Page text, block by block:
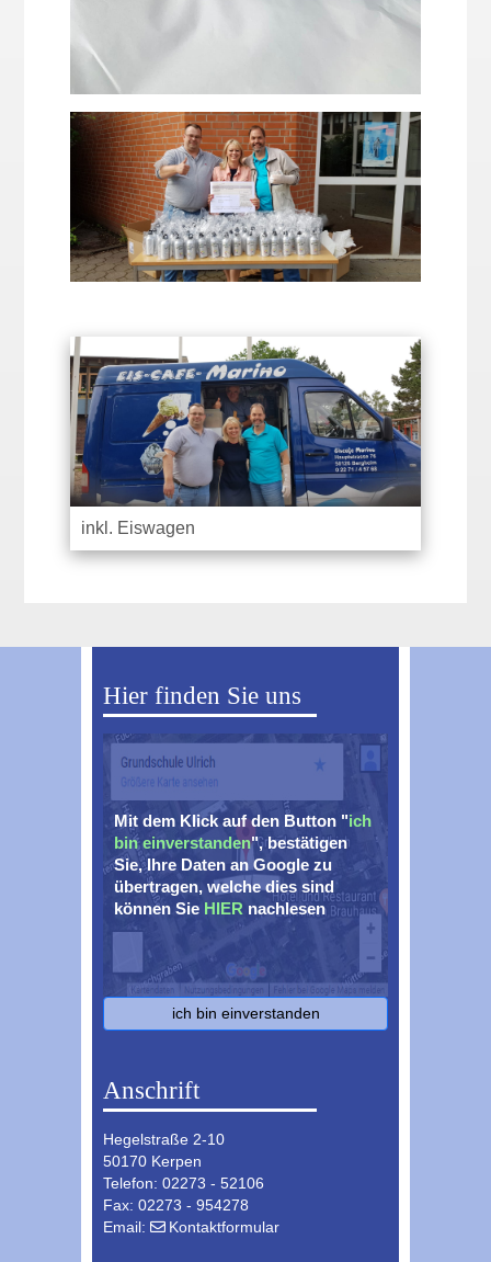
inkl. Eiswagen
Hier finden Sie uns
Mit dem Klick auf den Button "ich
bin einverstanden", bestätigen
Sie, Ihre Daten an Google zu
übertragen, welche dies sind
können Sie HIER nachlesen
ich bin einverstanden
Anschrift
Hegelstraße 2-10
50170 Kerpen
Telefon: 02273 - 52106
Fax: 02273 - 954278
Email:
Kontaktformular